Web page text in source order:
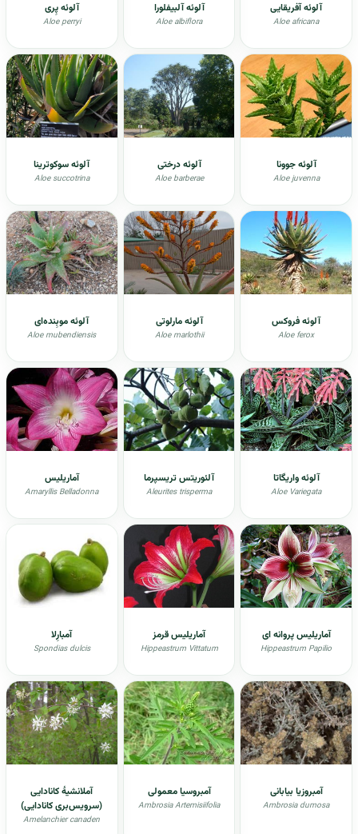
آلوئه آفریقایی
Aloe africana
آلوئه آلبیفلورا
Aloe albiflora
آلوئه پِری
Aloe perryi
آلوئه جوونا
Aloe juvenna
آلوئه درختی
Aloe barberae
آلوئه سوکوترینا
Aloe succotrina
آلوئه فروکس
Aloe ferox
آلوئه مارلوتی
Aloe marlothii
آلوئه موبِنده‌ای
Aloe mubendiensis
آلوئه واریگاتا
Aloe Variegata
آلئوریتس تریسپرما
Aleurites trisperma
آماریلیس
Amaryllis Belladonna
آماریلیس پروانه ای
Hippeastrum Papilio
آماریلیس قرمز
Hippeastrum Vittatum
آمبارِلا
Spondias dulcis
آمبروزیا بیابانی
Ambrosia dumosa
آمبروسیا معمولی
Ambrosia Artemisiifolia
آملانشیۀ کانادایی
(سرویس‌بری کانادایی)
Amelanchier canaden